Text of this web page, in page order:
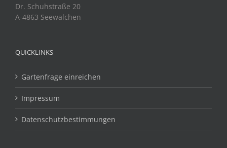
Dr. Schuhstraße 20
A-4863 Seewalchen
QUICKLINKS
Gartenfrage einreichen
Impressum
Datenschutzbestimmungen